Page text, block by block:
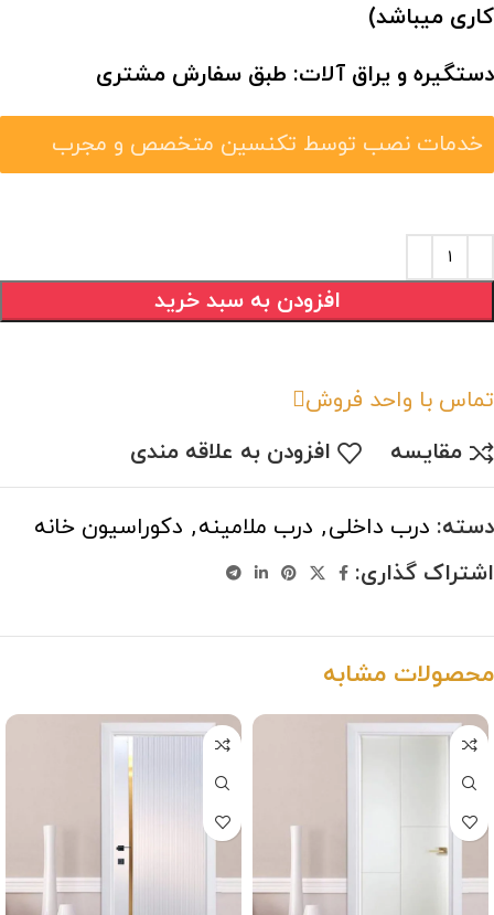
کاری میباشد)
دستگیره و یراق آلات: طبق سفارش مشتری
خدمات نصب توسط تکنسین متخصص و مجرب
افزودن به سبد خرید
تماس با واحد فروش
مقایسه
افزودن به علاقه مندی
دسته: درب داخلی, درب ملامینه, دکوراسیون خانه
اشتراک گذاری:
محصولات مشابه